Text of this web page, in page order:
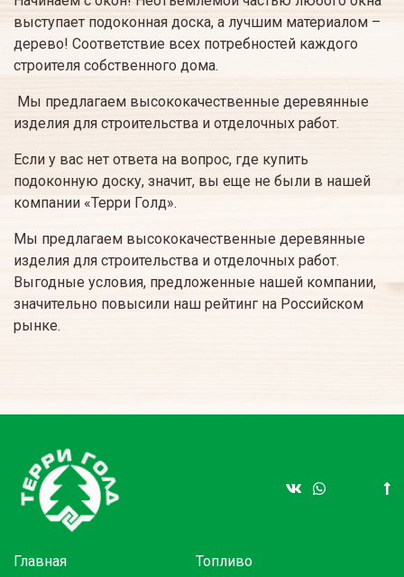
выступает подоконная доска, а лучшим материалом –
дерево! Соответствие всех потребностей каждого
строителя собственного дома.
Мы предлагаем высококачественные деревянные
изделия для строительства и отделочных работ.
Если у вас нет ответа на вопрос, где купить
подоконную доску, значит, вы еще не были в нашей
компании «Терри Голд».
Мы предлагаем высококачественные деревянные
изделия для строительства и отделочных работ.
Выгодные условия, предложенные нашей компании,
значительно повысили наш рейтинг на Российском
рынке.
Главная Топливо